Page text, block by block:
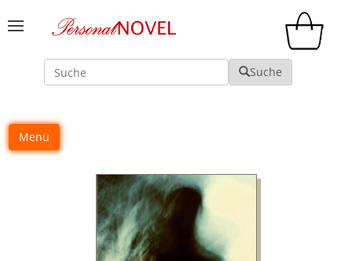
Suche Suche
Menü